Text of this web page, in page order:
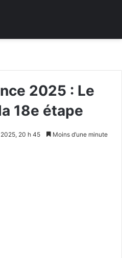
2025 : Le
18e étape
20 h 45 Moins d’une minute